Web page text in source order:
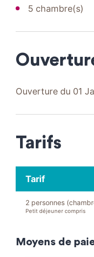
5 chambre(s)
Ouverture du 01
Tarifs
Tarif
2 personnes
Petit déjeuner compris
Moyens de